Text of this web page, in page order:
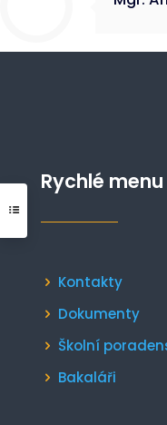
Rychlé menu
Kontakty
Dokumenty
Školní
Bakaláři